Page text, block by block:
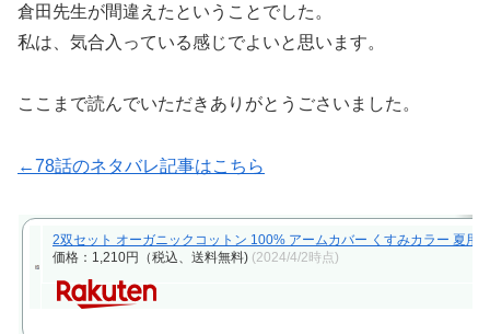
倉田先生が間違えたということでした。
私は、気合入っている感じでよいと思います。
ここまで読んでいただきありがとうごさいました。
←78話のネタバレ記事はこちら
2双セット オーガニックコットン 100% アームカバー くすみカラー 夏
価格：1,210円（税込、送料無料) (2024/4/2時点)